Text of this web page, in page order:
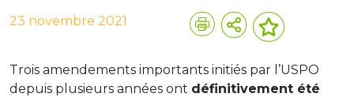
23 novembre 2021
Trois amendements importants initiés par l’USPO
depuis plusieurs années ont définitivement été